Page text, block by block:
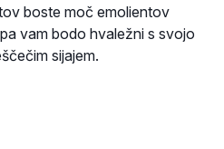
boste moč emolientov
vam bodo hvaležni s svojo
sijajem.